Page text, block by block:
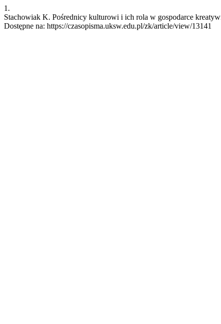
1.
Stachowiak K. Pośrednicy kulturowi i ich rola w gospodarce
Dostępne na: https://czasopisma.uksw.edu.pl/zk/article/view/13141